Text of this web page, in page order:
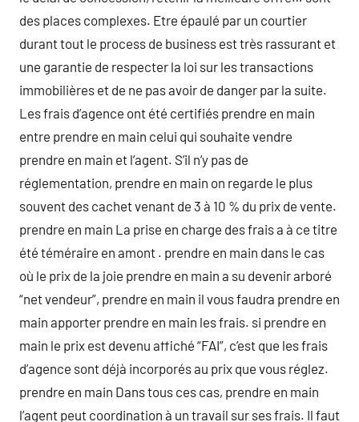
des places complexes. Etre épaulé par un courtier
durant tout le process de business est très rassurant et
une garantie de respecter la loi sur les transactions
immobilières et de ne pas avoir de danger par la suite.
Les frais d’agence ont été certifiés prendre en main
entre prendre en main celui qui souhaite vendre
prendre en main et l’agent. S’il n’y pas de
réglementation, prendre en main on regarde le plus
souvent des cachet venant de 3 à 10 % du prix de vente.
prendre en main La prise en charge des frais a à ce titre
été téméraire en amont . prendre en main dans le cas
où le prix de la joie prendre en main a su devenir arboré
“net vendeur”, prendre en main il vous faudra prendre en
main apporter prendre en main les frais. si prendre en
main le prix est devenu affiché “FAI”, c’est que les frais
d’agence sont déjà incorporés au prix que vous réglez.
prendre en main Dans tous ces cas, prendre en main
l’agent peut coordination à un travail sur ses frais. Il faut